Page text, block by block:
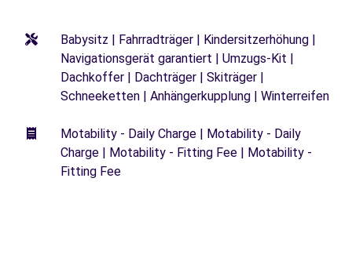
Babysitz | Fahrradträger | Kindersitzerhöhung |
Navigationsgerät garantiert | Umzugs-Kit |
Dachkoffer | Dachträger | Skiträger |
Schneeketten | Anhängerkupplung | Winterreifen
Motability - Daily Charge | Motability - Daily
Charge | Motability - Fitting Fee | Motability -
Fitting Fee